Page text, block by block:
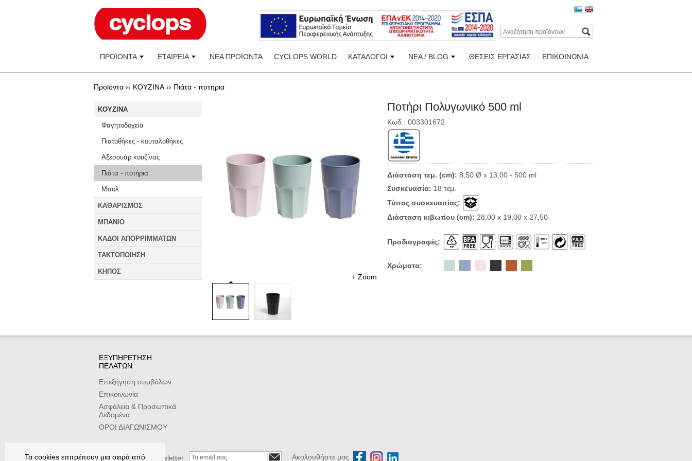
ΠΡΟΪΟΝΤΑ ΕΤΑΙΡΕΙΑ ΝΕΑ ΠΡΟΪΟΝΤΑ CYCLOPS WORLD ΚΑΤΑΛΟΓΟΙ ΝΕΑ / BLOG ΘΕΣΕΙΣ ΕΡΓΑΣΙΑΣ ΕΠΙΚΟΙΝΩΝΙΑ
Προϊόντα ›› KOYZINA ›› Πιάτα - ποτήρια
KOYZINA
Φαγητοδοχεία
Πιατοθήκες - κουταλοθήκες
Αξεσουάρ κουζίνας
Πιάτα - ποτήρια
Μπολ
ΚΑΘΑΡΙΣΜΟΣ
ΜΠΑΝΙΟ
ΚΑΔΟΙ ΑΠΟΡΡΙΜΜΑΤΩΝ
ΤΑΚΤΟΠΟΙΗΣΗ
ΚΗΠΟΣ
+ Zoom
Ποτήρι Πολυγωνικό 500 ml
Κωδ.: 003301672
Διάσταση τεμ. (cm): 8,50 Ø x 13,00 - 500 ml
Συσκευασία: 18 τεμ.
Τύπος συσκευασίας:
Διάσταση κιβωτίου (cm): 28,00 x 19,00 x 27,50
Προδιαγραφές:
Χρώματα:
ΕΞΥΠΗΡΕΤΗΣΗ
ΠΕΛΑΤΩΝ
Επεξήγηση συμβόλων
Επικοινωνία
Ασφάλεια & Προσωπικά
Δεδομένα
ΟΡΟΙ ΔΙΑΓΩΝΙΣΜΟΥ
Εγγραφείτε στο newsletter Ακολουθήστε μας
Τα cookies επιτρέπουν μια σειρά από